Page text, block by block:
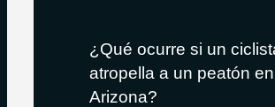
¿Qué ocurre si un
atropella a un peatón en
Arizona?